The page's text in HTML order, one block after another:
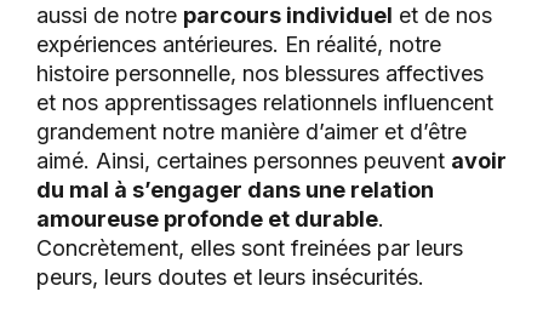
aussi de notre parcours individuel et de nos
expériences antérieures. En réalité, notre
histoire personnelle, nos blessures affectives
et nos apprentissages relationnels influencent
grandement notre manière d’aimer et d’être
aimé. Ainsi, certaines personnes peuvent avoir
du mal à s’engager dans une relation
amoureuse profonde et durable.
Concrètement, elles sont freinées par leurs
peurs, leurs doutes et leurs insécurités.